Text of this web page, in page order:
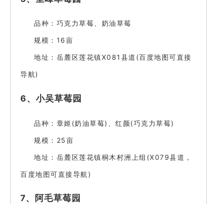
品种：巧克力草莓、奶油草莓
规模：16亩
地址：岳麓区莲花镇X081县道(百度地图可直接
导航)
6、小吴草莓园
品种：章姬(奶油草莓)、红颜(巧克力草莓)
规模：25亩
地址：岳麓区莲花镇桐木村洲上组(X079县道，
百度地图可直接导航)
7、阿毛草莓园